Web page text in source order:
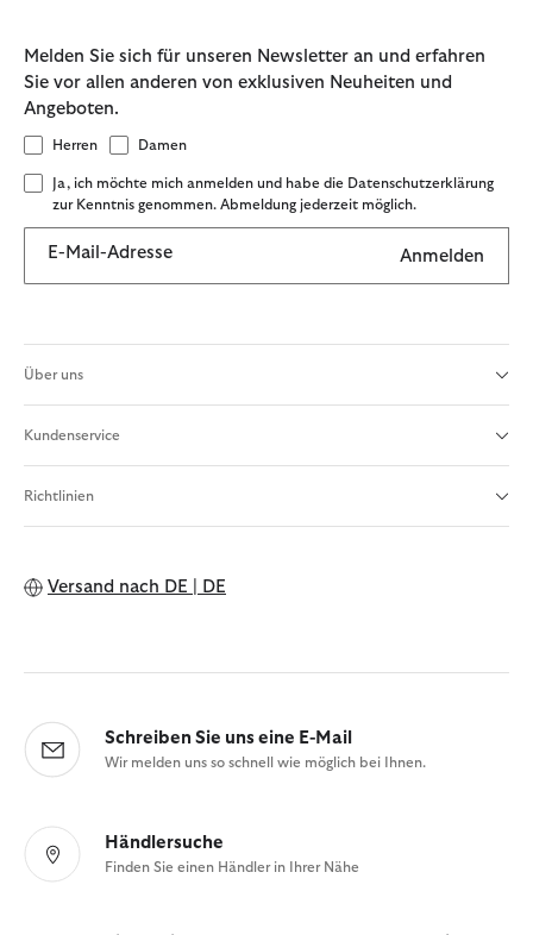
Melden Sie sich für unseren Newsletter an und erfahren
Sie vor allen anderen von exklusiven Neuheiten und
Angeboten.
Herren Damen
Ja, ich möchte mich anmelden und habe die Datenschutzerklärung
zur Kenntnis genommen. Abmeldung jederzeit möglich.
E-Mail-Adresse Anmelden
Über uns
Kundenservice
Richtlinien
Versand nach DE | DE
Schreiben Sie uns eine E-Mail
Wir melden uns so schnell wie möglich bei Ihnen.
Händlersuche
Finden Sie einen Händler in Ihrer Nähe